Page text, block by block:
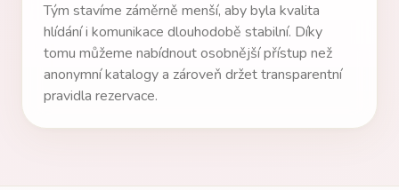
Tým stavíme záměrně menší, aby byla kvalita
hlídání i komunikace dlouhodobě stabilní. Díky
tomu můžeme nabídnout osobnější přístup než
anonymní katalogy a zároveň držet transparentní
pravidla rezervace.